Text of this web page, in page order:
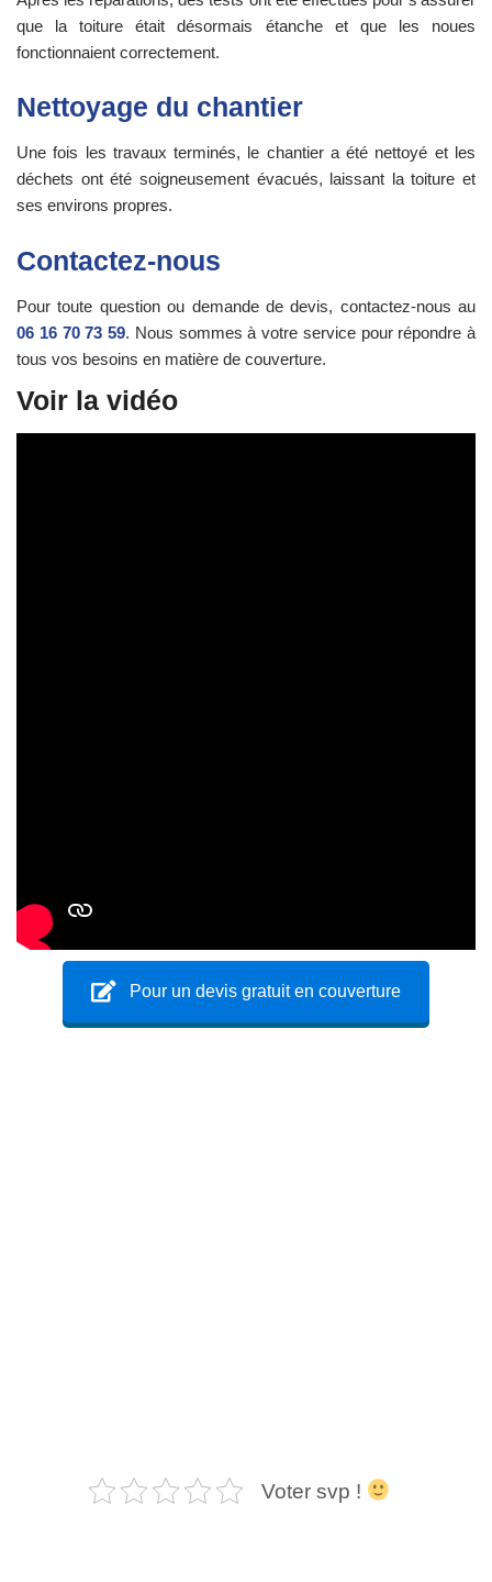
que la toiture était désormais étanche et que les noues
fonctionnaient correctement.
Nettoyage du chantier
Une fois les travaux terminés, le chantier a été nettoyé et les
déchets ont été soigneusement évacués, laissant la toiture et
ses environs propres.
Contactez-nous
Pour toute question ou demande de devis, contactez-nous au
06 16 70 73 59. Nous sommes à votre service pour répondre à
tous vos besoins en matière de couverture.
Voir la vidéo
Pour un devis gratuit en couverture
Voter svp !